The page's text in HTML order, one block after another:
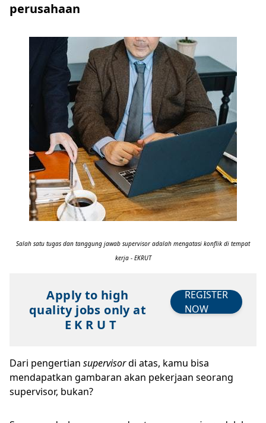
perusahaan
Salah satu tugas dan tanggung jawab supervisor adalah mengatasi konflik di tempat
kerja - EKRUT
Apply to high
quality jobs only at
E K R U T
REGISTER
NOW
Dari pengertian supervisordi atas, kamu bisa
mendapatkan gambaran akan pekerjaan seorang
supervisor, bukan?